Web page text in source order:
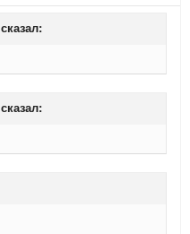
сказал:
сказал: